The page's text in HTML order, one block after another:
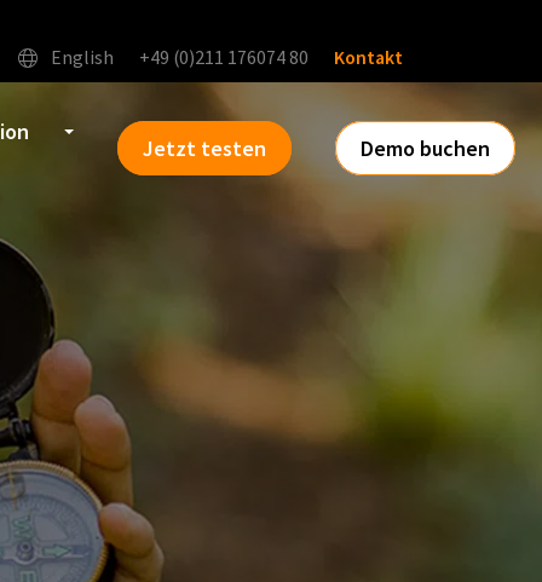
English +49 (0)211 176074 80 Kontakt
Jetzt testen Demo buchen